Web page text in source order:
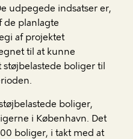
udpegede indsatser er,
de planlagte
af projektet
til at kunne
boliger til
boliger,
i København. Det
boliger, i takt med at